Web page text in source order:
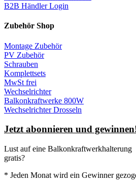
B2B Händler Login
Zubehör Shop
Montage Zubehör
PV Zubehör
Schrauben
Komplettsets
MwSt frei
Wechselrichter
Balkonkraftwerke 800W
Wechselrichter Drosseln
Jetzt abonnieren und
Lust auf eine Balkonkraftwerkhalterung
gratis?
* Jeden Monat wird ein Gewinner